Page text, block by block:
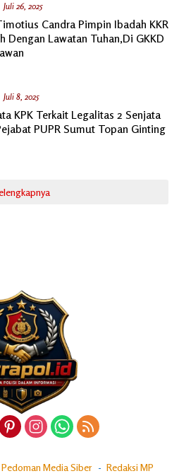
Juli 26, 2025
Candra Pimpin Ibadah KKR
Dengan Lawatan Tuhan,Di GKKD
Juli 8, 2025
KPK Terkait Legalitas 2 Senjata
PUPR Sumut Topan Ginting
Pedoman Media Siber Redaksi MP